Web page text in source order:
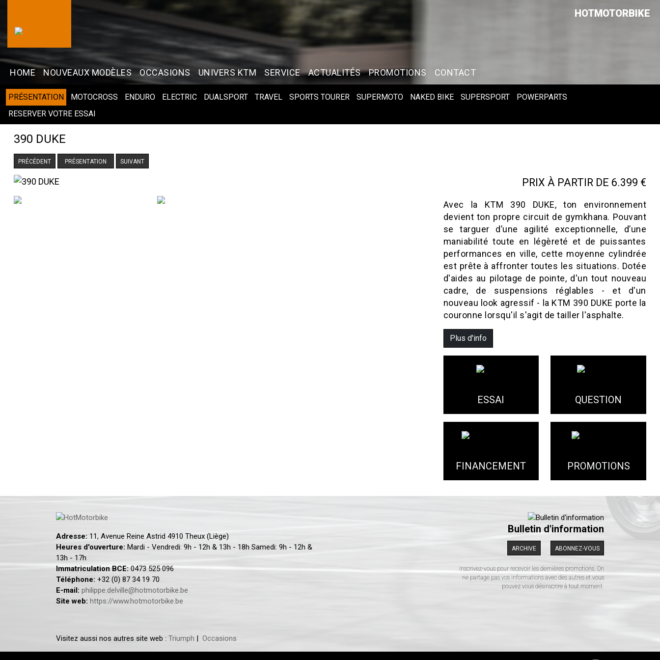
HOTMOTORBIKE
HOME NOUVEAUX MODÈLES OCCASIONS UNIVERS KTM SERVICE ACTUALITÉS PROMOTIONS CONTACT
PRÉSENTATION MOTOCROSS ENDURO ELECTRIC DUALSPORT TRAVEL SPORTS TOURER SUPERMOTO NAKED BIKE SUPERSPORT
POWERPARTS
RESERVER VOTRE ESSAI
390 DUKE
PRÉCÉDENT PRÉSENTATION SUIVANT
PRIX À PARTIR DE 6.399 €
Avec la KTM 390 DUKE, ton environnement
devient ton propre circuit de gymkhana. Pouvant
se targuer d’une agilité exceptionnelle, d’une
maniabilité toute en légèreté et de puissantes
performances en ville, cette moyenne cylindrée
est prête à affronter toutes les situations. Dotée
d'aides au pilotage de pointe, d'un tout nouveau
cadre, de suspensions réglables - et d'un
nouveau look agressif - la KTM 390 DUKE porte la
couronne lorsqu'il s'agit de tailler l'asphalte.
Plus d'info
ESSAI QUESTION
FINANCEMENT PROMOTIONS
Adresse: 11, Avenue Reine Astrid 4910 Theux (Liège)
Heures d'ouverture: Mardi - Vendredi: 9h - 12h & 13h - 18h Samedi: 9h - 12h &
13h - 17h
Immatriculation BCE:0473 525 096
Téléphone: +32 (0) 87 34 19 70
E-mail: philippe.delville@hotmotorbike.be
Site web: https://www.hotmotorbike.be
Bulletin d'information
ARCHIVE ABONNEZ-VOUS
Inscrivez-vous pour recevoir les dernières promotions. On
ne partage pas vos informations avec des autres et vous
pouvez vous désinscrire à tout moment.
Visitez aussi nos autres site web : Triumph | Occasions